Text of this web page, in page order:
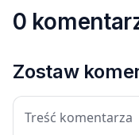
0
Zostaw